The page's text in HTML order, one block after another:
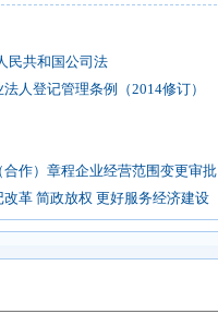
民共和国公司法
人登记管理条例（2014修订）
作）章程企业经营范围变更审批
革 简政放权 更好服务经济建设